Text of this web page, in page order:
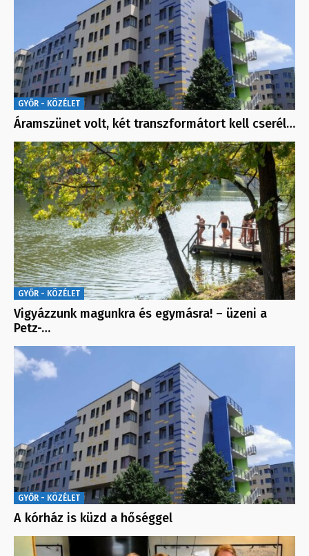
GYŐR - KÖZÉLET
Áramszünet volt, két transzformátort kell cserél…
GYŐR - KÖZÉLET
Vigyázzunk magunkra és egymásra! – üzeni a
Petz-…
GYŐR - KÖZÉLET
A kórház is küzd a hőséggel